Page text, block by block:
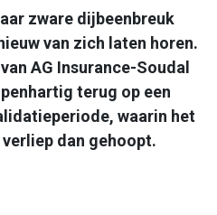
zware dijbeenbreuk
van zich laten horen.
AG Insurance-Soudal
terug op een
waarin het
dan gehoopt.